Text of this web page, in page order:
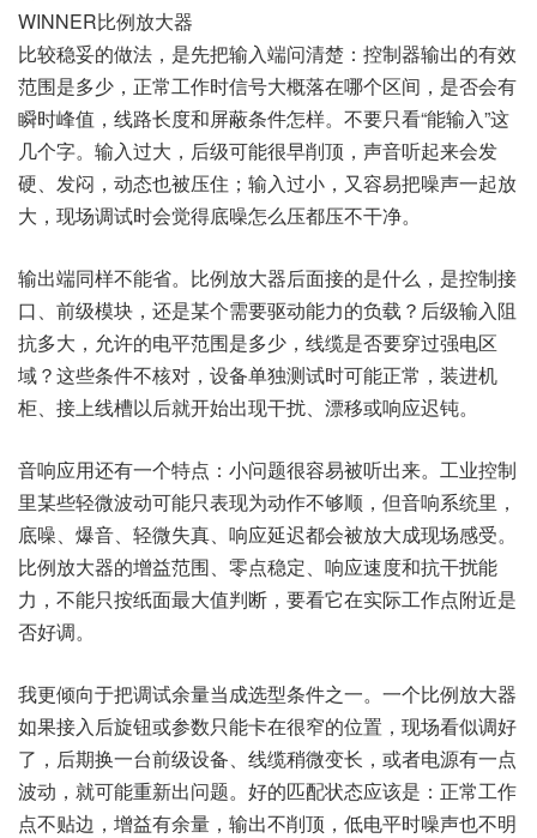
WINNER比例放大器
比较稳妥的做法，是先把输入端问清楚：控制器输出的有效
范围是多少，正常工作时信号大概落在哪个区间，是否会有
瞬时峰值，线路长度和屏蔽条件怎样。不要只看“能输入”这
几个字。输入过大，后级可能很早削顶，声音听起来会发
硬、发闷，动态也被压住；输入过小，又容易把噪声一起放
大，现场调试时会觉得底噪怎么压都压不干净。
输出端同样不能省。比例放大器后面接的是什么，是控制接
口、前级模块，还是某个需要驱动能力的负载？后级输入阻
抗多大，允许的电平范围是多少，线缆是否要穿过强电区
域？这些条件不核对，设备单独测试时可能正常，装进机
柜、接上线槽以后就开始出现干扰、漂移或响应迟钝。
音响应用还有一个特点：小问题很容易被听出来。工业控制
里某些轻微波动可能只表现为动作不够顺，但音响系统里，
底噪、爆音、轻微失真、响应延迟都会被放大成现场感受。
比例放大器的增益范围、零点稳定、响应速度和抗干扰能
力，不能只按纸面最大值判断，要看它在实际工作点附近是
否好调。
我更倾向于把调试余量当成选型条件之一。一个比例放大器
如果接入后旋钮或参数只能卡在很窄的位置，现场看似调好
了，后期换一台前级设备、线缆稍微变长，或者电源有一点
波动，就可能重新出问题。好的匹配状态应该是：正常工作
点不贴边，增益有余量，输出不削顶，低电平时噪声也不明